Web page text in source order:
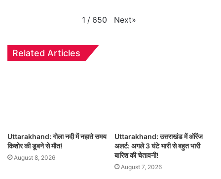
1 / 650 Next»
Related Articles
Uttarakhand: गोला नदी में नहाते समय
किशोर की डूबने से मौत!
August 8, 2026
Uttarakhand: उत्तराखंड में ऑरेंज
अलर्ट: अगले 3 घंटे भारी से बहुत भारी
बारिश की चेतावनी!
August 7, 2026